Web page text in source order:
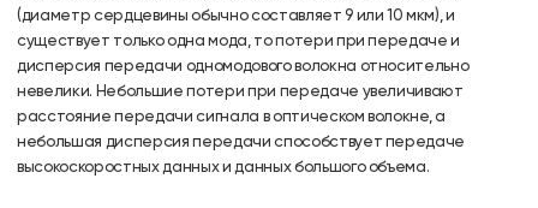
(диаметр сердцевины обычно составляет 9 или 10 мкм), и
существует только одна мода, то потери при передаче и
дисперсия передачи одномодового волокна относительно
невелики. Небольшие потери при передаче увеличивают
расстояние передачи сигнала в оптическом волокне, а
небольшая дисперсия передачи способствует передаче
высокоскоростных данных и данных большого объема.